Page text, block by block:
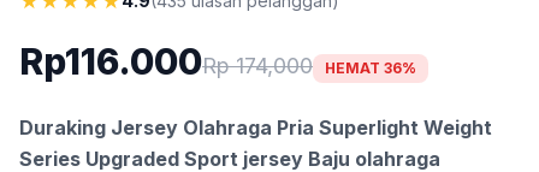
Rp116.000Rp 174,000 HEMAT 36%
Duraking Jersey Olahraga Pria Superlight Weight
Series Upgraded Sport jersey Baju olahraga